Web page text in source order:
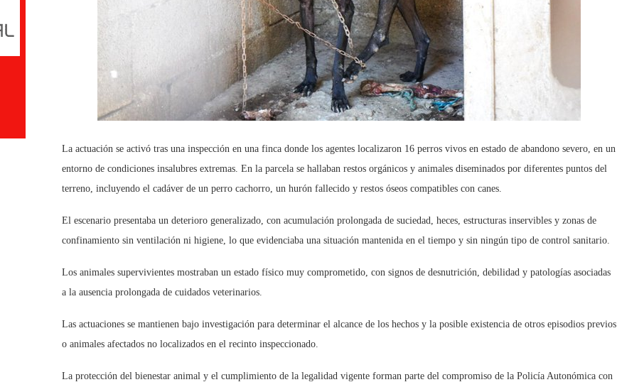
La actuación se activó tras una inspección en una finca donde los agentes localizaron 16 perros vivos en estado de abandono severo, en un
entorno de condiciones insalubres extremas. En la parcela se hallaban restos orgánicos y animales diseminados por diferentes puntos del
terreno, incluyendo el cadáver de un perro cachorro, un hurón fallecido y restos óseos compatibles con canes.
El escenario presentaba un deterioro generalizado, con acumulación prolongada de suciedad, heces, estructuras inservibles y zonas de
confinamiento sin ventilación ni higiene, lo que evidenciaba una situación mantenida en el tiempo y sin ningún tipo de control sanitario.
Los animales supervivientes mostraban un estado físico muy comprometido, con signos de desnutrición, debilidad y patologías asociadas
a la ausencia prolongada de cuidados veterinarios.
Las actuaciones se mantienen bajo investigación para determinar el alcance de los hechos y la posible existencia de otros episodios previos
o animales afectados no localizados en el recinto inspeccionado.
La protección del bienestar animal y el cumplimiento de la legalidad vigente forman parte del compromiso de la Policía Autonómica con